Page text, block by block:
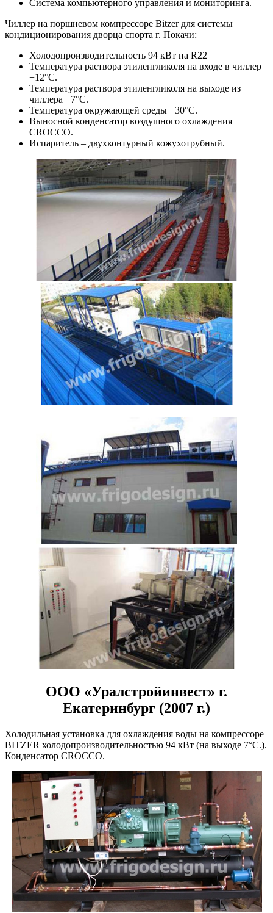
Система компьютерного управления и мониторинга.
Чиллер на поршневом компрессоре Bitzer для системы
кондиционирования дворца спорта г. Покачи:
Холодопроизводительность 94 кВт на R22
Температура раствора этиленгликоля на входе в чиллер
+12°С.
Температура раствора этиленгликоля на выходе из
чиллера +7°С.
Температура окружающей среды +30°С.
Выносной конденсатор воздушного охлаждения
CROCCO.
Испаритель – двухконтурный кожухотрубный.
ООО «Уралстройинвест» г.
Екатеринбург (2007 г.)
Холодильная установка для охлаждения воды на компрессоре
BITZER холодопроизводительностью 94 кВт (на выходе 7°С.).
Конденсатор CROCCO.